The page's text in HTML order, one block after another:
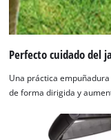
Perfecto cuidado del
Una práctica
de forma dirigida y